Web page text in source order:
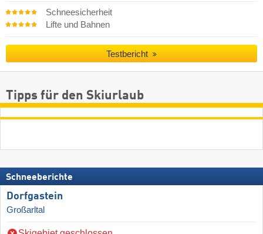
Schneesicherheit
Lifte und Bahnen
Testbericht
Tipps für den Skiurlaub
Schneeberichte
Dorfgastein
Großarltal